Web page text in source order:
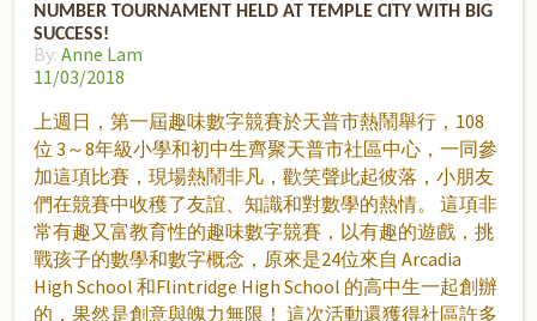
NUMBER TOURNAMENT HELD AT TEMPLE CITY WITH BIG
SUCCESS!
By: Anne Lam
11/03/2018
上週日，第一屆趣味數字競賽於天普市熱鬧舉行，108
位 3～8年級小學和初中生齊聚天普市社區中心，一同參
加這項比賽，現場熱鬧非凡，歡笑聲此起彼落，小朋友
們在競賽中收穫了友誼、知識和對數學的熱情。 這項非
常有趣又富教育性的趣味數字競賽，以有趣的遊戲，挑
戰孩子的數學和數字概念，原來是24位來自 Arcadia
High School 和Flintridge High School 的高中生一起創辦
的，果然是創意與魄力無限！ 這次活動還獲得社區許多